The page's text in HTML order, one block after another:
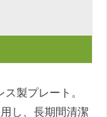
製プレート。
し、長期間清潔